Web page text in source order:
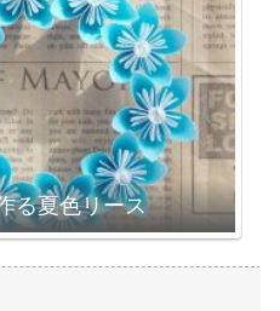
る夏色リース